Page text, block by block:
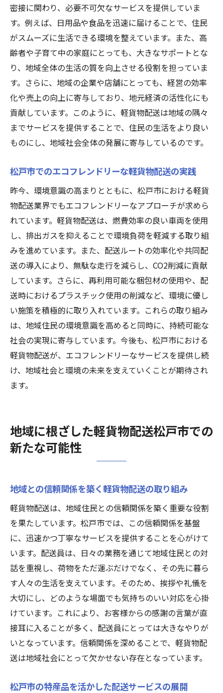
活様式
近隣地域との連携による配送ネットワーク
の構築
地域密着の軽貨物配送松戸市を舞台にした成功
の秘訣
成功する軽貨物配送の鍵となる地域理解
松戸市でのノウハウを活かした事業展開
地域住民との信頼関係がもたらすビジネス
の成功
ン事例
地域に根ざしたサービスがもたらす競争優
位
軽貨物事業拡大に向けた地域密着戦略
松戸市の軽貨物配送サービスが地域経済に与え
る影響
軽貨物配送が松戸市の経済をどう活気づけ
るか
地域経済と物流業界の連携が生むシナジー
効果
松戸市における中小企業支援としての軽貨
物配送
地元産業と連携した配送サービスの展望
組み
密接に関わり、必要不可欠なサービスを提供していま
す。例えば、日用品や食品を迅速に届けることで、住民
がスムーズに生活できる環境を整えています。また、高
齢者や子育て中の家庭にとっても、大きなサポートとな
り、地域全体の生活の質を向上させる役割を担っていま
す。さらに、地域の企業や店舗にとっても、経営の効率
化や売上の向上に寄与しており、地元経済の活性化にも
貢献しています。このように、軽貨物配送は地域の隅々
までサービスを提供することで、住民の生活をより良い
ものにし、地域社会全体の発展に寄与しているのです。
松戸市でのエコフレンドリーな軽貨物配送の実践
昨今、環境意識の高まりとともに、松戸市における軽貨
物配送業界でもエコフレンドリーなアプローチが求めら
れています。軽貨物配送は、燃費効率の良い車両を使用
し、排出ガスを抑えることで環境負荷を軽減する取り組
みを進めています。また、配送ルートの効率化や共同配
送の導入により、無駄な走行を減らし、CO2削減に貢献
しています。さらに、再利用可能な梱包材の使用や、配
送時におけるプラスチック使用の削減など、環境に優し
い施策を積極的に取り入れています。これらの取り組み
は、地域住民の環境意識を高めると同時に、持続可能な
社会の実現に寄与しています。今後も、松戸市における
軽貨物配送が、エコフレンドリーなサービスを提供し続
け、地域社会と環境の未来を支えていくことが期待され
ます。
地域に根ざした軽貨物配送松戸市での
新たな可能性
地域との信頼関係を築く軽貨物配送の取り組み
軽貨物配送は、地域住民との信頼関係を築く重要な役割
を果たしています。松戸市では、この信頼関係を基盤
に、迅速かつ丁寧なサービスを提供することを心がけて
います。配送員は、日々の業務を通じて地域住民との対
話を重視し、荷物をただ運ぶだけでなく、その先に暮ら
す人々の生活を支えています。そのため、挨拶や礼儀を
大切にし、どのような場面でも気持ちのいい対応を心掛
けています。これにより、お客様からの感謝の言葉が直
接耳に入ることが多く、配送員にとっては大きなやりが
いとなっています。信頼関係を深めることで、軽貨物配
送は地域社会にとって欠かせない存在となっています。
松戸市の特産品を活かした配送サービスの展開